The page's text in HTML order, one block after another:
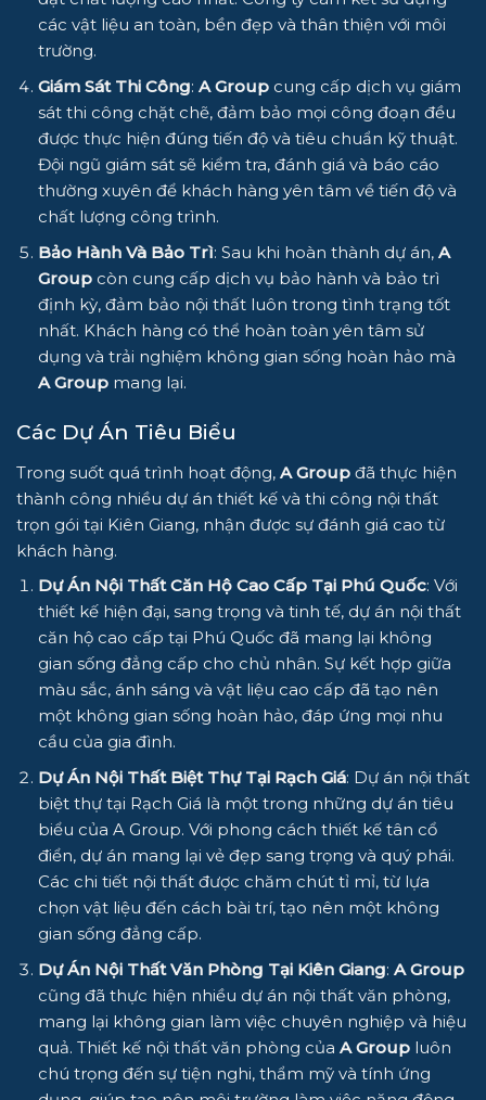
các vật liệu an toàn, bền đẹp và thân thiện với môi
trường.
Giám Sát Thi Công: A Groupcung cấp dịch vụ giám
sát thi công chặt chẽ, đảm bảo mọi công đoạn đều
được thực hiện đúng tiến độ và tiêu chuẩn kỹ thuật.
Đội ngũ giám sát sẽ kiểm tra, đánh giá và báo cáo
thường xuyên để khách hàng yên tâm về tiến độ và
chất lượng công trình.
Bảo Hành Và Bảo Trì: Sau khi hoàn thành dự án, A
Groupcòn cung cấp dịch vụ bảo hành và bảo trì
định kỳ, đảm bảo nội thất luôn trong tình trạng tốt
nhất. Khách hàng có thể hoàn toàn yên tâm sử
dụng và trải nghiệm không gian sống hoàn hảo mà
A Groupmang lại.
Các Dự Án Tiêu Biểu
Trong suốt quá trình hoạt động, A Group đã thực hiện
thành công nhiều dự án thiết kế và thi công nội thất
trọn gói tại Kiên Giang, nhận được sự đánh giá cao từ
khách hàng.
Dự Án Nội Thất Căn Hộ Cao Cấp Tại Phú Quốc: Với
thiết kế hiện đại, sang trọng và tinh tế, dự án nội thất
căn hộ cao cấp tại Phú Quốc đã mang lại không
gian sống đẳng cấp cho chủ nhân. Sự kết hợp giữa
màu sắc, ánh sáng và vật liệu cao cấp đã tạo nên
một không gian sống hoàn hảo, đáp ứng mọi nhu
cầu của gia đình.
Dự Án Nội Thất Biệt Thự Tại Rạch Giá: Dự án nội thất
biệt thự tại Rạch Giá là một trong những dự án tiêu
biểu của A Group. Với phong cách thiết kế tân cổ
điển, dự án mang lại vẻ đẹp sang trọng và quý phái.
Các chi tiết nội thất được chăm chút tỉ mỉ, từ lựa
chọn vật liệu đến cách bài trí, tạo nên một không
gian sống đẳng cấp.
Dự Án Nội Thất Văn Phòng Tại Kiên Giang: A Group
cũng đã thực hiện nhiều dự án nội thất văn phòng,
mang lại không gian làm việc chuyên nghiệp và hiệu
quả. Thiết kế nội thất văn phòng của A Groupluôn
chú trọng đến sự tiện nghi, thẩm mỹ và tính ứng